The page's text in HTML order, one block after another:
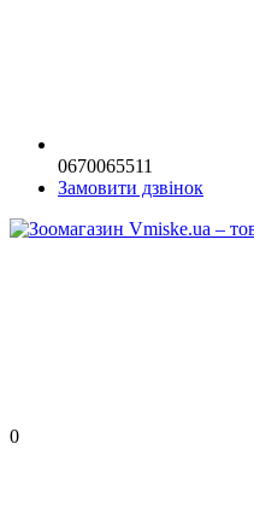
0670065511
Замовити дзвінок
0